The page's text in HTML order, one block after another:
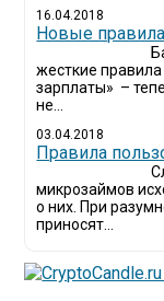
16.04.2018
Новые
жесткие
зарплаты» –
не...
03.04.2018
​Правила
микрозаймов
о них. При
приносят...